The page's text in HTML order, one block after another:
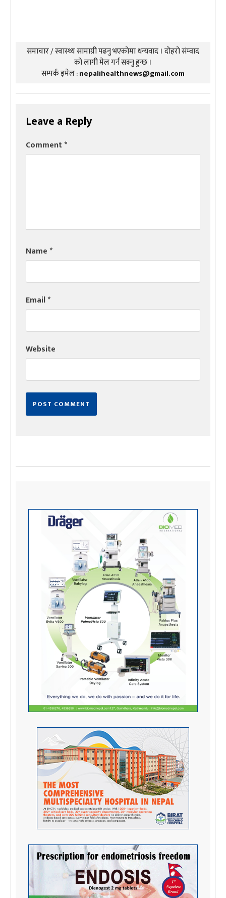
समाचार / स्वास्थ्य सामाग्री पढनु भएकोमा धन्यवाद । दोहरो संम्वाद
को लागी मेल गर्न सक्नु हुन्छ ।
सम्पर्क इमेल :nepalihealthnews@gmail.com
Leave a Reply
Comment*
Name*
Email*
Website